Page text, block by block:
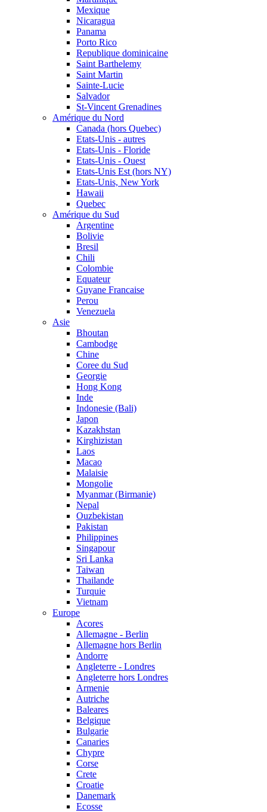
Mexique
Nicaragua
Panama
Porto Rico
Republique dominicaine
Saint Barthelemy
Saint Martin
Sainte-Lucie
Salvador
St-Vincent Grenadines
Amérique du Nord
Canada (hors Quebec)
Etats-Unis - autres
Etats-Unis - Floride
Etats-Unis - Ouest
Etats-Unis Est (hors NY)
Etats-Unis, New York
Hawaii
Quebec
Amérique du Sud
Argentine
Bolivie
Bresil
Chili
Colombie
Equateur
Guyane Francaise
Perou
Venezuela
Asie
Bhoutan
Cambodge
Chine
Coree du Sud
Georgie
Hong Kong
Inde
Indonesie (Bali)
Japon
Kazakhstan
Kirghizistan
Laos
Macao
Malaisie
Mongolie
Myanmar (Birmanie)
Nepal
Ouzbekistan
Pakistan
Philippines
Singapour
Sri Lanka
Taiwan
Thailande
Turquie
Vietnam
Europe
Acores
Allemagne - Berlin
Allemagne hors Berlin
Andorre
Angleterre - Londres
Angleterre hors Londres
Armenie
Autriche
Baleares
Belgique
Bulgarie
Canaries
Chypre
Corse
Crete
Croatie
Danemark
Ecosse